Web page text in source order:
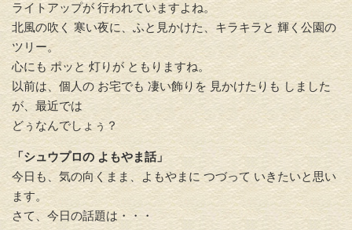
ライトアップが 行われていますよね。
北風の吹く 寒い夜に、ふと見かけた、キラキラと 輝く公園の
ツリー。
心にも ポッと 灯りが ともりますね。
以前は、個人の お宅でも 凄い飾りを 見かけたりも しました
が、最近では
どぅなんでしょぅ？
「シュウプロの よもやま話」
今日も、気の向くまま、よもやまに つづって いきたいと思い
ます。
さて、今日の話題は・・・